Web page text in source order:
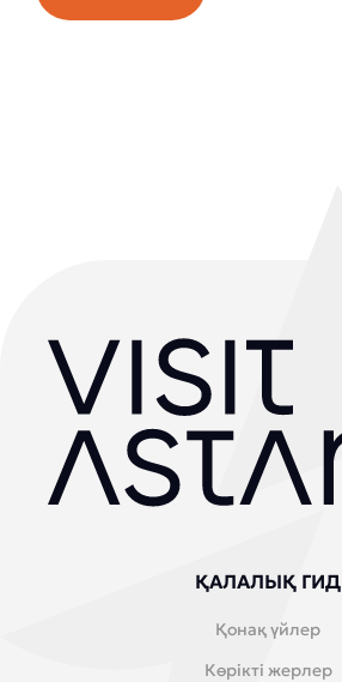
ҚАЛАЛЫҚ ГИД
Қонақ үйлер
Көрікті жерлер